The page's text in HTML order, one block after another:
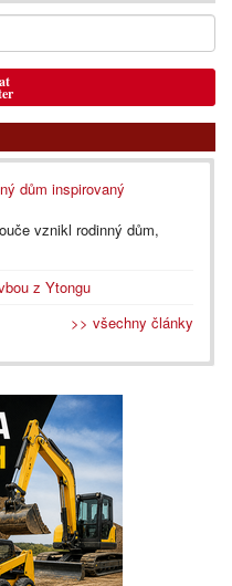
dům inspirovaný
vznikl rodinný dům,
z Ytongu
>> všechny články